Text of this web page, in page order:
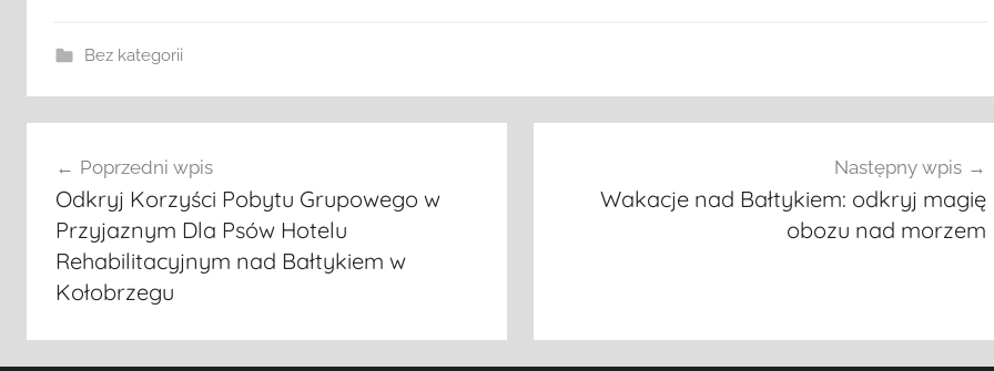
Bez kategorii
wpisuPoprzedni wpis
Odkryj Korzyści Pobytu Grupowego w
Przyjaznym Dla Psów Hotelu
Rehabilitacyjnym nad Bałtykiem w
Kołobrzegu
Następny wpis
Wakacje nad Bałtykiem: odkryj magię
obozu nad morzem